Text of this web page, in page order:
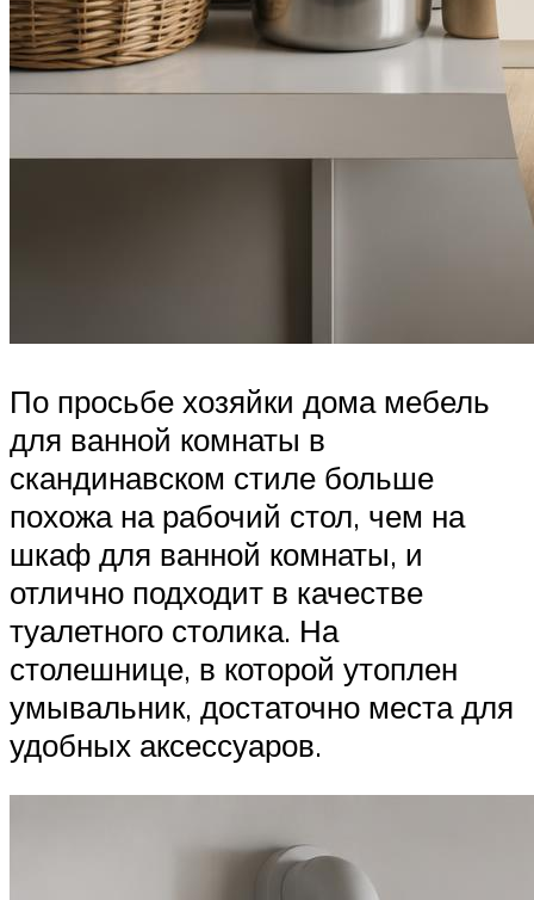
По просьбе хозяйки дома мебель
для ванной комнаты в
скандинавском стиле больше
похожа на рабочий стол, чем на
шкаф для ванной комнаты, и
отлично подходит в качестве
туалетного столика. На
столешнице, в которой утоплен
умывальник, достаточно места для
удобных аксессуаров.